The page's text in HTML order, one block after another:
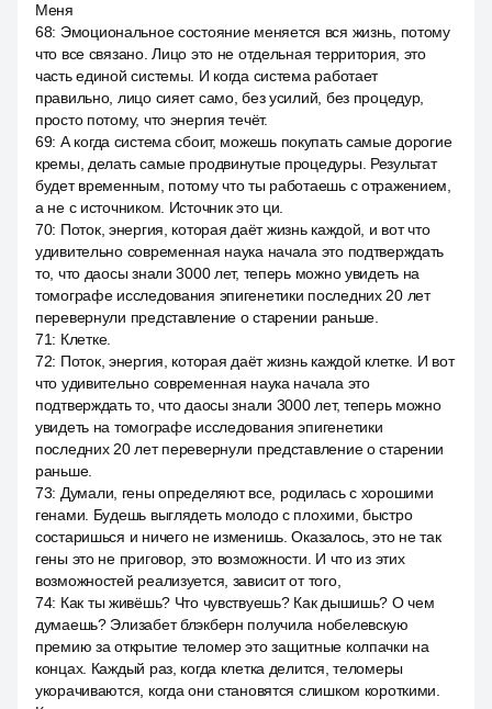
Меня
68: Эмоциональное состояние меняется вся жизнь, потому
что все связано. Лицо это не отдельная территория, это
часть единой системы. И когда система работает
правильно, лицо сияет само, без усилий, без процедур,
просто потому, что энергия течёт.
69: А когда система сбоит, можешь покупать самые дорогие
кремы, делать самые продвинутые процедуры. Результат
будет временным, потому что ты работаешь с отражением,
а не с источником. Источник это ци.
70: Поток, энергия, которая даёт жизнь каждой, и вот что
удивительно современная наука начала это подтверждать
то, что даосы знали 3000 лет, теперь можно увидеть на
томографе исследования эпигенетики последних 20 лет
перевернули представление о старении раньше.
71: Клетке.
72: Поток, энергия, которая даёт жизнь каждой клетке. И вот
что удивительно современная наука начала это
подтверждать то, что даосы знали 3000 лет, теперь можно
увидеть на томографе исследования эпигенетики
последних 20 лет перевернули представление о старении
раньше.
73: Думали, гены определяют все, родилась с хорошими
генами. Будешь выглядеть молодо с плохими, быстро
состаришься и ничего не изменишь. Оказалось, это не так
гены это не приговор, это возможности. И что из этих
возможностей реализуется, зависит от того,
74: Как ты живёшь? Что чувствуешь? Как дышишь? О чем
думаешь? Элизабет блэкберн получила нобелевскую
премию за открытие теломер это защитные колпачки на
концах. Каждый раз, когда клетка делится, теломеры
укорачиваются, когда они становятся слишком короткими.